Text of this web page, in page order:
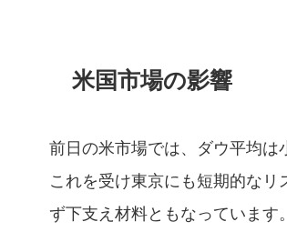
米国市場の影響
前日の米市場では、ダウ平均は
これを受け東京にも短期的な
ず下支え材料ともなっています。